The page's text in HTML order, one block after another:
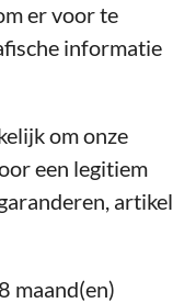
er voor te
informatie
om onze
een legitiem
artikel
maand(en)